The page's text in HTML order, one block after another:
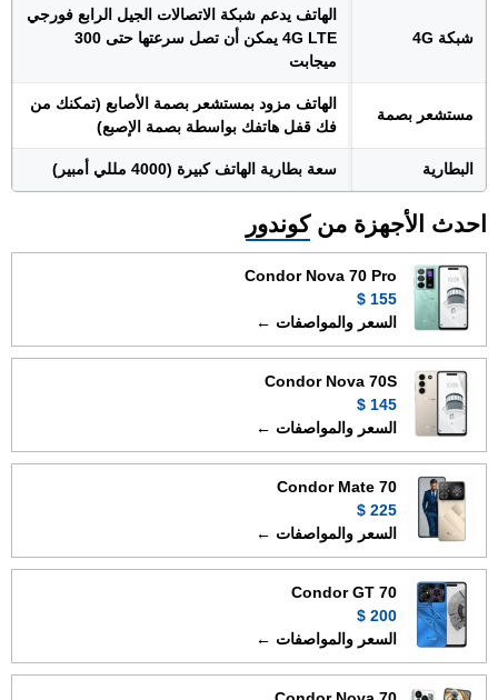
شبكة 4G
الهاتف يدعم شبكة الاتصالات الجيل الرابع فورجي
4G LTE يمكن أن تصل سرعتها حتى 300
ميجابت
مستشعر بصمة
الهاتف مزود بمستشعر بصمة الأصابع (تمكنك من
فك قفل هاتفك بواسطة بصمة الإصبع)
البطارية سعة بطارية الهاتف كبيرة (4000 مللي أمبير)
احدث الأجهزة منكوندور
Condor Nova 70 Pro
155 $
السعر والمواصفات ←
Condor Nova 70S
145 $
السعر والمواصفات ←
Condor Mate 70
225 $
السعر والمواصفات ←
Condor GT 70
200 $
السعر والمواصفات ←